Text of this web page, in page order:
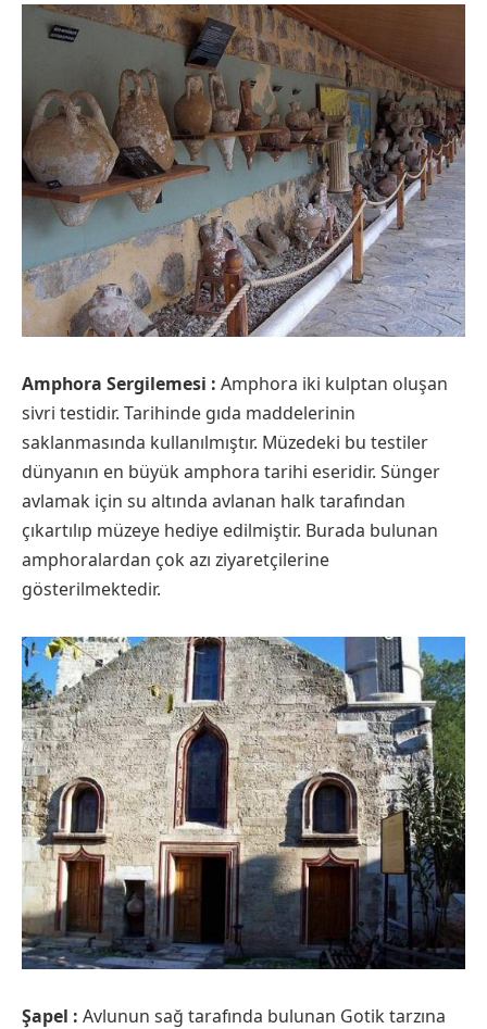
Amphora Sergilemesi : Amphora iki kulptan oluşan
sivri testidir. Tarihinde gıda maddelerinin
saklanmasında kullanılmıştır. Müzedeki bu testiler
dünyanın en büyük amphora tarihi eseridir. Sünger
avlamak için su altında avlanan halk tarafından
çıkartılıp müzeye hediye edilmiştir. Burada bulunan
amphoralardan çok azı ziyaretçilerine
gösterilmektedir.
Şapel : Avlunun sağ tarafında bulunan Gotik tarzına